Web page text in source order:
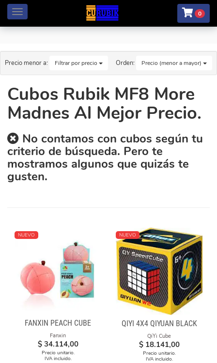
Menú 0
Precio menor a: Filtrar por precio Orden: Precio (menor a mayor)
Cubos Rubik MF8 More
Madnes Al Mejor Precio.
No contamos con cubos según tu
criterio de búsqueda. Pero te
mostramos algunos que quizás te
gusten.
NUEVO
FANXIN PEACH CUBE
Fanxin
$ 34.114,00
Precio unitario.
IVA incluido.
NUEVO
QIYI 4X4 QIYUAN BLACK
QiYi Cube
$ 18.141,00
Precio unitario.
IVA incluido.